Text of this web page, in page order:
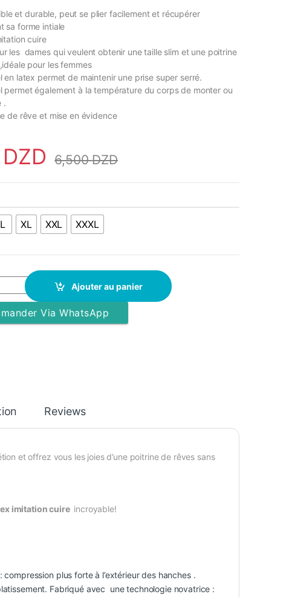
et durable, peut se plier facilement et récupérer
sa forme intiale
cuire
les dames qui veulent obtenir une taille slim et une poitrine
pour les femmes
en latex permet de maintenir une prise super serré.
permet également à la température du corps de monter ou
.
de rêve et mise en évidence
DZD 6,500DZD
L XL XXL XXXL
- A Bretelles ST-7041 - Noir quantity
Ajouter au panier
Via WhatsApp
Reviews
et offrez vous les joies d’une poitrine de rêves sans
imitation cuire incroyable!
plus forte à l’extérieur des hanches .
Fabriqué avec une technologie novatrice :